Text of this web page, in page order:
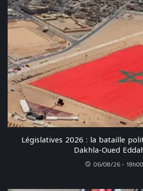
Législatives 2026 : la bataille
Dakhla-Oued
06/08/26 - 18h00